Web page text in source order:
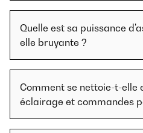
Quelle est sa puissance
elle bruyante ?
Comment se nettoie-t-elle
éclairage et commandes